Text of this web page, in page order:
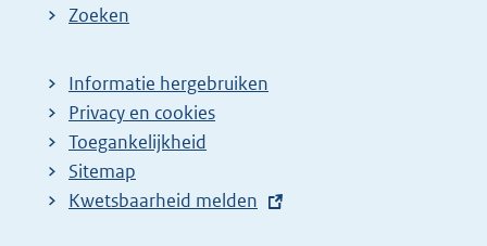
Zoeken
Informatie hergebruiken
Privacy en cookies
Toegankelijkheid
Sitemap
E
Kwetsbaarheid melden